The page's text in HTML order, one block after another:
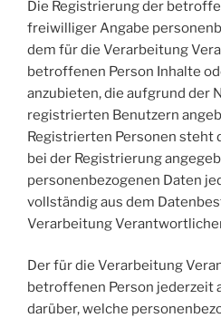
Die Registrierung der
freiwilliger Angabe
dem für die Verarbeitung
betroffenen Person Inhalte
anzubieten, die aufgrund der
registrierten Benutzern
Registrierten Personen steht
bei der Registrierung
personenbezogenen Daten
vollständig aus dem
Verarbeitung
Der für die Verarbeitung
betroffenen Person jederzeit
darüber, welche